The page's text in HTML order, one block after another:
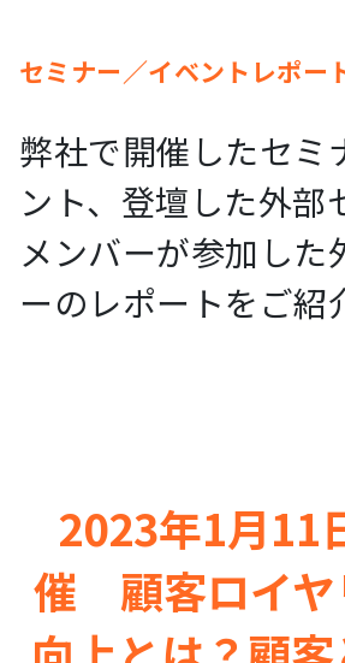
セミナー／イベントレポー
弊社で開催したセミ
ント、登壇した外部
メンバーが参加した
ーのレポートをご紹
2023年1月11
催 顧客ロイヤ